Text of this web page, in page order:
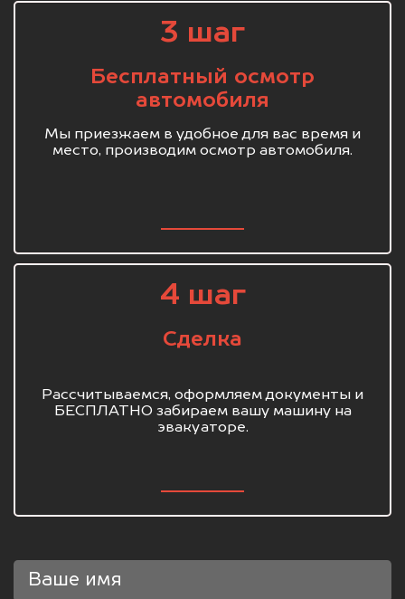
3 шаг
Бесплатный осмотр
автомобиля
Мы приезжаем в удобное для вас время и
место, производим осмотр автомобиля.
4 шаг
Сделка
Рассчитываемся, оформляем документы и
БЕСПЛАТНО забираем вашу машину на
эвакуаторе.